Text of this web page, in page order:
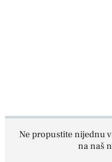
Ne propustite nijednu
na naš